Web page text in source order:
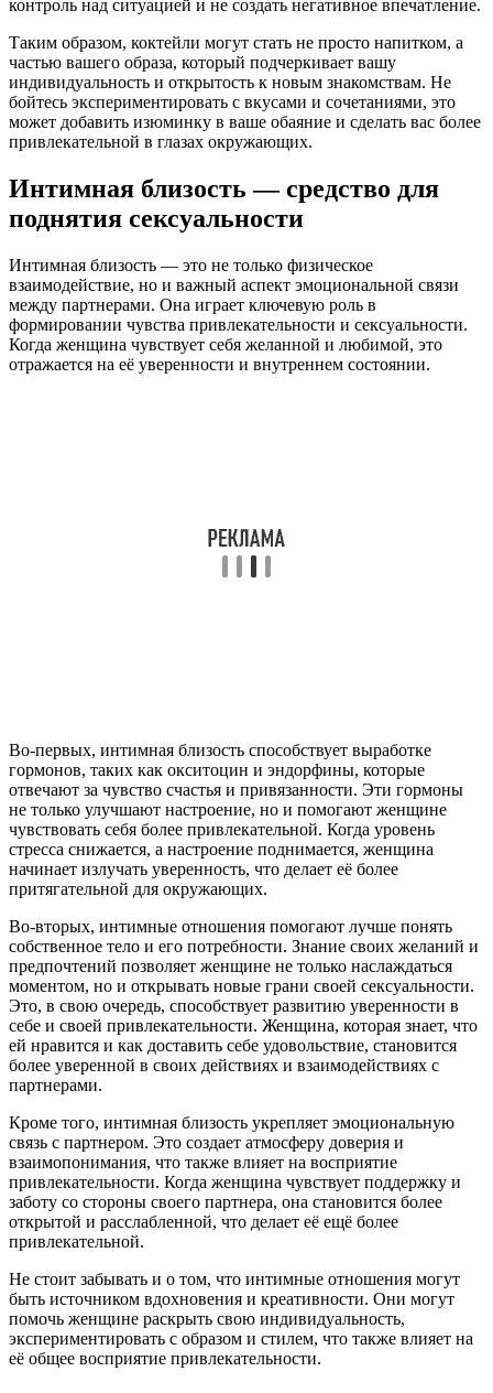
контроль над ситуацией и не создать негативное впечатление.
Таким образом, коктейли могут стать не просто напитком, а
частью вашего образа, который подчеркивает вашу
индивидуальность и открытость к новым знакомствам. Не
бойтесь экспериментировать с вкусами и сочетаниями, это
может добавить изюминку в ваше обаяние и сделать вас более
привлекательной в глазах окружающих.
Интимная близость — средство для
поднятия сексуальности
Интимная близость — это не только физическое
взаимодействие, но и важный аспект эмоциональной связи
между партнерами. Она играет ключевую роль в
формировании чувства привлекательности и сексуальности.
Когда женщина чувствует себя желанной и любимой, это
отражается на её уверенности и внутреннем состоянии.
Во-первых, интимная близость способствует выработке
гормонов, таких как окситоцин и эндорфины, которые
отвечают за чувство счастья и привязанности. Эти гормоны
не только улучшают настроение, но и помогают женщине
чувствовать себя более привлекательной. Когда уровень
стресса снижается, а настроение поднимается, женщина
начинает излучать уверенность, что делает её более
притягательной для окружающих.
Во-вторых, интимные отношения помогают лучше понять
собственное тело и его потребности. Знание своих желаний и
предпочтений позволяет женщине не только наслаждаться
моментом, но и открывать новые грани своей сексуальности.
Это, в свою очередь, способствует развитию уверенности в
себе и своей привлекательности. Женщина, которая знает, что
ей нравится и как доставить себе удовольствие, становится
более уверенной в своих действиях и взаимодействиях с
партнерами.
Кроме того, интимная близость укрепляет эмоциональную
связь с партнером. Это создает атмосферу доверия и
взаимопонимания, что также влияет на восприятие
привлекательности. Когда женщина чувствует поддержку и
заботу со стороны своего партнера, она становится более
открытой и расслабленной, что делает её ещё более
привлекательной.
Не стоит забывать и о том, что интимные отношения могут
быть источником вдохновения и креативности. Они могут
помочь женщине раскрыть свою индивидуальность,
экспериментировать с образом и стилем, что также влияет на
её общее восприятие привлекательности.